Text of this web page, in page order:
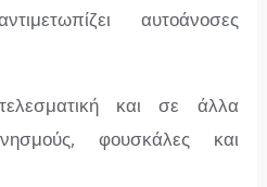
αυτοάνοσες
και σε άλλα
φουσκάλες και